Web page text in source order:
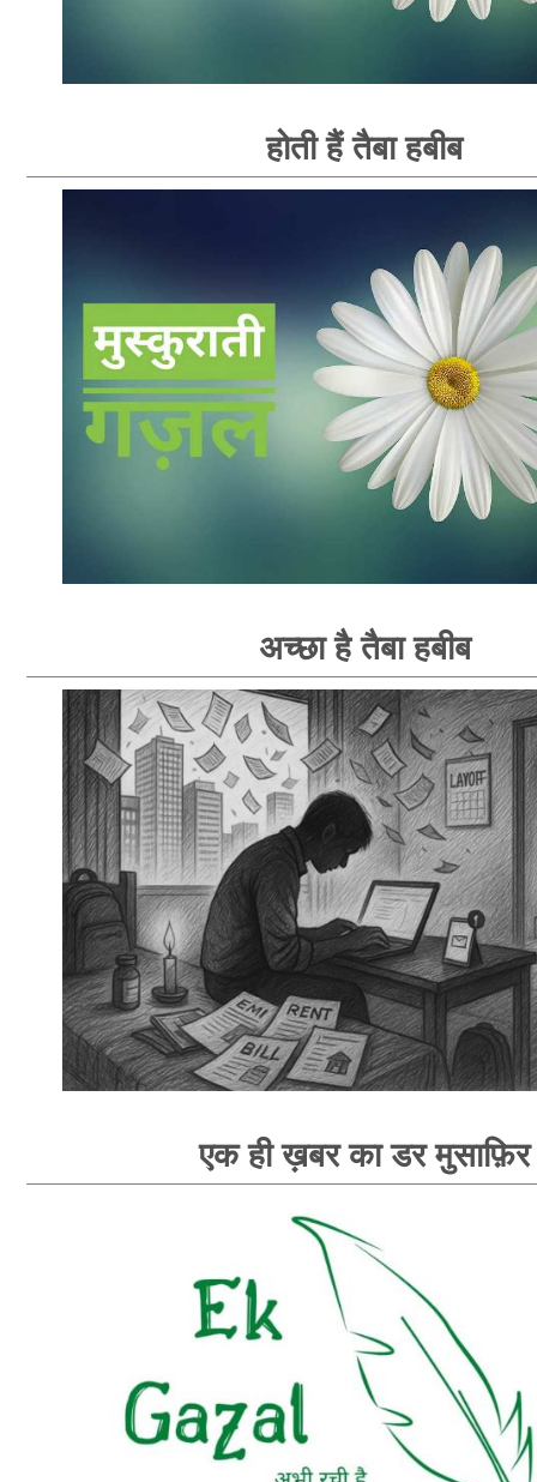
होती हैं तैबा हबीब
अच्छा है तैबा हबीब
एक ही ख़बर का डर मुसाफ़िर